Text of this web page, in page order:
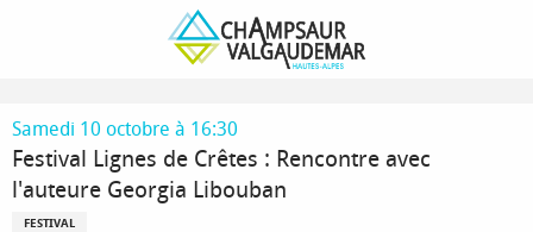
Festival Lignes de Crêtes : Rencontre avec l'auteure Georgia Libouban
Samedi 10 octobre à 16:30
Festival Lignes de Crêtes : Rencontre avec
l'auteure Georgia Libouban
FESTIVAL